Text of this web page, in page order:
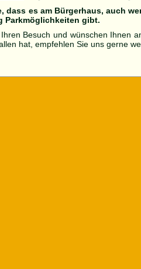
dass es am Bürgerhaus, auch
Parkmöglichkeiten gibt.
Besuch und wünschen Ihnen
hat, empfehlen Sie uns gerne